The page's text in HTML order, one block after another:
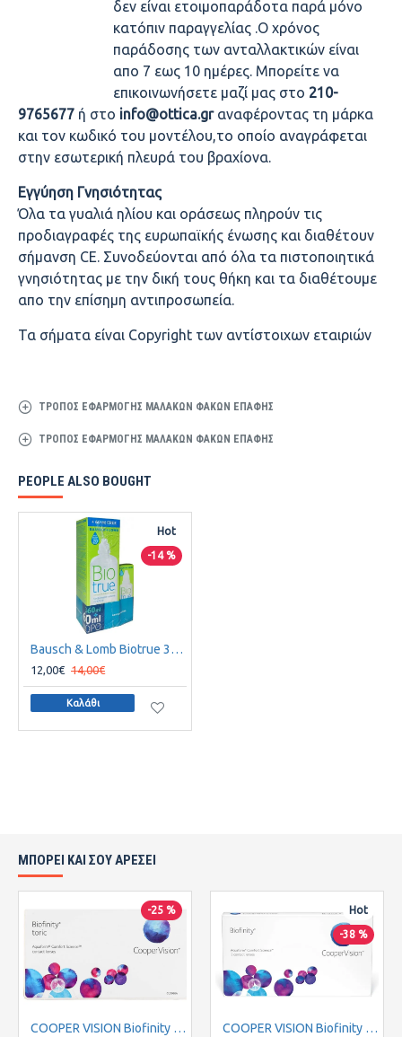
δεν είναι ετοιμοπαράδοτα παρά μόνο
κατόπιν παραγγελίας .Ο χρόνος
παράδοσης των ανταλλακτικών είναι
απο 7 εως 10 ημέρες. Μπορείτε να
επικοινωνήσετε μαζί μας στο 210-
9765677 ή στο info@ottica.gr αναφέροντας τη μάρκα
και τον κωδικό του μοντέλου,το οποίο αναγράφεται
στην εσωτερική πλευρά του βραχίονα.
Εγγύηση Γνησιότητας
Όλα τα γυαλιά ηλίου και οράσεως πληρούν τις
προδιαγραφές της ευρωπαϊκής ένωσης και διαθέτουν
σήμανση CE. Συνοδεύονται από όλα τα πιστοποιητικά
γνησιότητας με την δική τους θήκη και τα διαθέτουμε
απο την επίσημη αντιπροσωπεία.
Τα σήματα είναι Copyright των αντίστοιχων εταιριών
ΤΡΌΠΟΣ ΕΦΑΡΜΟΓΉΣ ΜΑΛΑΚΏΝ ΦΑΚΏΝ ΕΠΑΦΉΣ
ΤΡΌΠΟΣ ΕΦΑΡΜΟΓΉΣ ΜΑΛΑΚΏΝ ΦΑΚΏΝ ΕΠΑΦΉΣ
PEOPLE ALSO BOUGHT
Hot
-14 %
Bausch & Lomb Biotrue 360ml + extra Bottle 60ml
12,00€ 14,00€
Καλάθι
ΜΠΟΡΕΙ ΚΑΙ ΣΟΥ ΑΡΕΣΕΙ
-25 %
COOPER VISION Biofinity Toric Μηνιαίοι Αστιγματικοί 3Pack
Hot
-38 %
COOPER VISION Biofinity Μηνιαίοι Σφαιρικοί 3Pack